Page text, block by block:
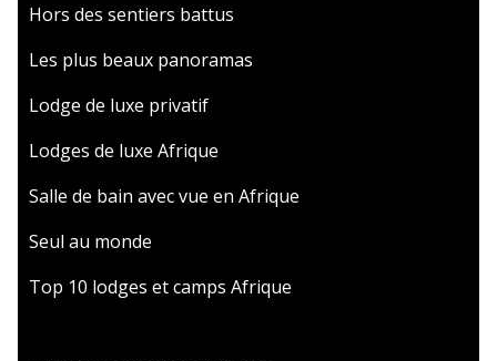
Hors des sentiers battus
Les plus beaux panoramas
Lodge de luxe privatif
Lodges de luxe Afrique
Salle de bain avec vue en Afrique
Seul au monde
Top 10 lodges et camps Afrique